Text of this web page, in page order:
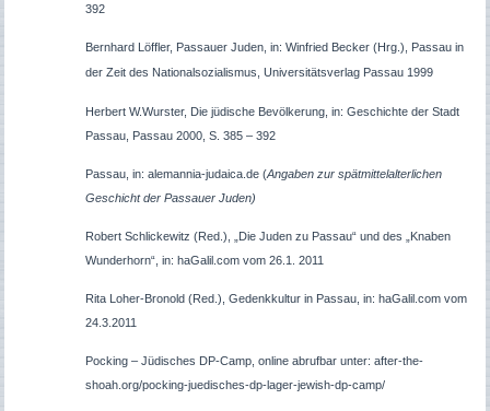
392
Bernhard Löffler, Passauer Juden, in: Winfried Becker(Hrg.), Passau in
der Zeit des Nationalsozialismus, Universitätsverlag Passau 1999
Herbert W.Wurster, Die jüdische Bevölkerung, in: Geschichte der Stadt
Passau, Passau 2000, S. 385 – 392
Passau, in: alemannia-judaica.de (Angaben zur spätmittelalterlichen
Geschicht der Passauer Juden)
Robert Schlickewitz (Red.), „Die Juden zu Passau“ und des „Knaben
Wunderhorn“, in: haGalil.com vom 26.1. 2011
Rita Loher-Bronold (Red.), Gedenkkultur in Passau, in: haGalil.com vom
24.3.2011
Pocking – Jüdisches DP-Camp, online abrufbar unter: after-the-
shoah.org/pocking-juedisches-dp-lager-jewish-dp-camp/